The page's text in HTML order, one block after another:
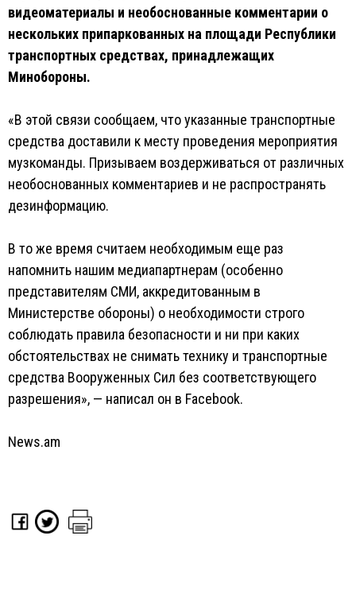
видеоматериалы и необоснованные комментарии о
нескольких припаркованных на площади Республики
транспортных средствах, принадлежащих
Минобороны.
«В этой связи сообщаем, что указанные транспортные
средства доставили к месту проведения мероприятия
музкоманды. Призываем воздерживаться от различных
необоснованных комментариев и не распространять
дезинформацию.
В то же время считаем необходимым еще раз
напомнить нашим медиапартнерам (особенно
представителям СМИ, аккредитованным в
Министерстве обороны) о необходимости строго
соблюдать правила безопасности и ни при каких
обстоятельствах не снимать технику и транспортные
средства Вооруженных Сил без соответствующего
разрешения», — написал он в Facebook.
News.am